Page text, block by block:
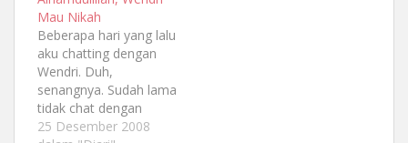
Dimulai dari pelatihan
Blogging untuk anak-
anak SMU seluruh
Banda Aceh yang
disponsori oleh Telkom
Speedy dan Harian
Aceh sebagai media
partner, hingga
Mau Nikah
Beberapa hari yang lalu
aku chatting dengan
Wendri. Duh,
senangnya. Sudah lama
tidak chat dengan
Wendri, temanku.
25 Desember 2008